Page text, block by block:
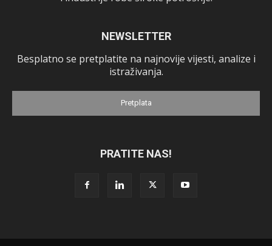
NEWSLETTER
Besplatno se pretplatite na najnovije vijesti, analize i
istraživanja.
Pretplata
PRATITE NAS!